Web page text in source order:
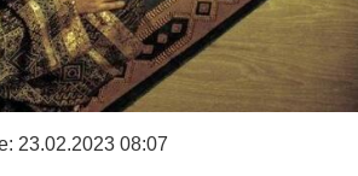
23.02.2023 08:07